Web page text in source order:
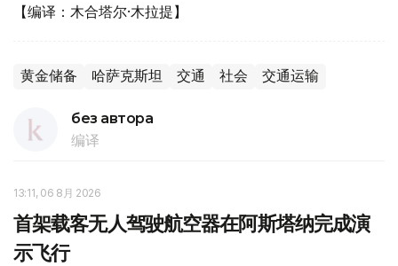
【编译：木合塔尔·木拉提】
黄金储备 哈萨克斯坦 交通 社会 交通运输
без автора
编译
13:11, 06 8月 2026
首架载客无人驾驶航空器在阿斯塔纳完成演
示飞行